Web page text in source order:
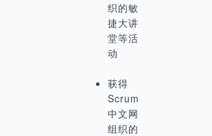
织的敏
捷大讲
堂等活
动
获得
Scrum
中文网
组织的